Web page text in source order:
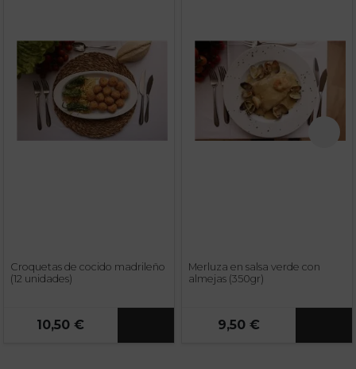
Croquetas de cocido madrileño
(12 unidades)
10,50 €
Merluza en salsa verde con
almejas (350gr)
9,50 €